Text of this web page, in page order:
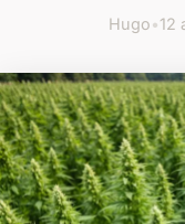
Hugo•12